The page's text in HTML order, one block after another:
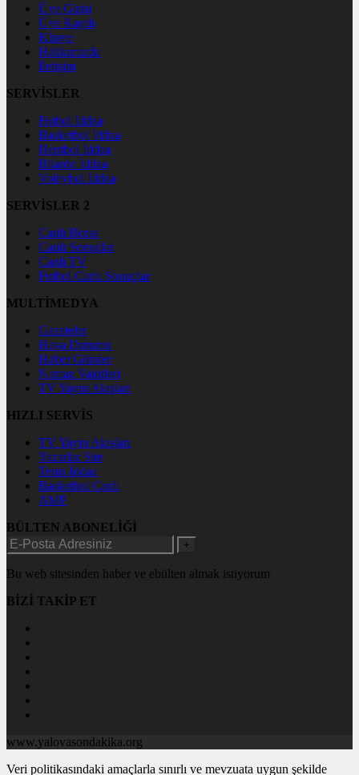
Üye Girişi
Üye Kaydı
Künye
Hakkımızda
İletişim
SERVİSLER
Futbol İddaa
Basketbol İddaa
Hentbol İddaa
Bilardo İddaa
Voleybol İddaa
SERVİSLER 2
Canlı Borsa
Canlı Sonuçlar
Canlı TV
Futbol Canlı Sonuçlar
MULTİMEDYA
Gazeteler
Hava Durumu
Haber Gönder
Namaz Vakitleri
TV Yayın Akışları
HIZLI SERVİS
TV Yayın Akışları
Yazarlar Site
Tenis İddaa
Basketbol Canlı
AMP
BÜLTEN ABONELİĞİ
+
Bu web sitesinden haber ve ebülten almak istiyorum
BİZİ TAKİP ET
www.yalovasondakika.org
Veri politikasındaki amaçlarla sınırlı ve mevzuata uygun şekilde